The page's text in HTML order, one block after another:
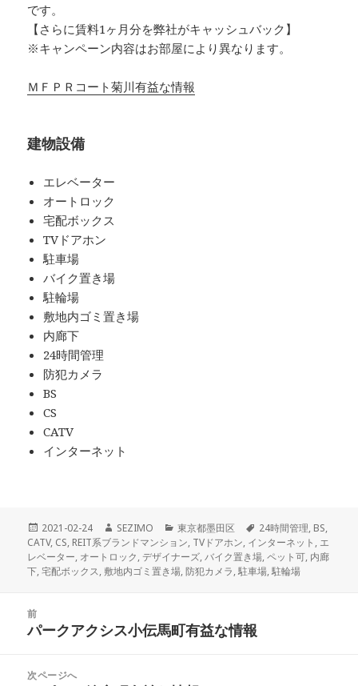
です。
【さらに賃料1ヶ月分を弊社がキャッシュバック】
※キャンペーン内容はお部屋により異なります。
ＭＦＰＲコート菊川有益な情報
建物設備
エレベーター
オートロック
宅配ボックス
TVドアホン
駐車場
バイク置き場
駐輪場
敷地内ゴミ置き場
内廊下
24時間管理
防犯カメラ
BS
CS
CATV
インターネット
投
稿
日:
2021-02-24
作
成
者
SEZIMO
カ
テ
ゴ
リ
東京都墨田区
タ
グ
24時間管理, BS,
CATV, CS, REIT系ブランドマンション, TVドアホン, インターネット , エ
レベーター, オートロック,デザイナーズ,バイク置き場,ペット可, 内廊
下,宅配ボックス, 敷地内ゴミ置き場,防犯カメラ,駐車場,駐輪場
前
前
投
パークアクシス小伝馬町有益な情報
次ページへ